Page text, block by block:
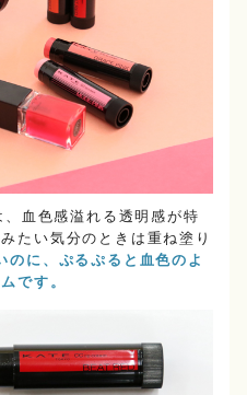
血色感溢れる透明感が特
たい気分のときは重ね塗り
のに、ぷるぷると血色のよ
です。